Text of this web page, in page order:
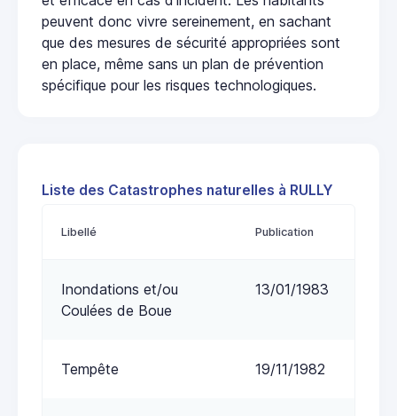
peuvent donc vivre sereinement, en sachant
que des mesures de sécurité appropriées sont
en place, même sans un plan de prévention
spécifique pour les risques technologiques.
Liste des Catastrophes naturelles à RULLY
Libellé Publication
Inondations et/ou
Coulées de Boue
13/01/1983
Tempête 19/11/1982